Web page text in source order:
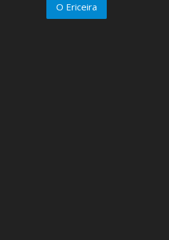
O Ericeira